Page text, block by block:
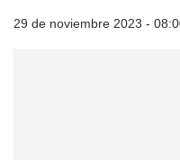
29 de noviembre 2023 -